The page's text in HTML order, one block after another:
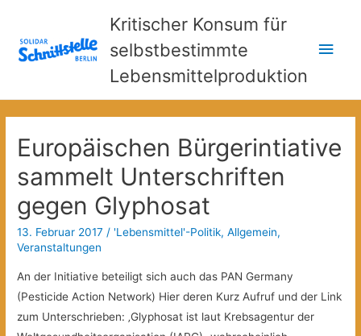
Kritischer Konsum für
selbstbestimmte
Lebensmittelproduktion
Europäischen Bürgerintiative
sammelt Unterschriften
gegen Glyphosat
13. Februar 2017 / 'Lebensmittel'-Politik,Allgemein,
Veranstaltungen
An der Initiative beteiligt sich auch das PAN Germany
(Pesticide Action Network) Hier deren Kurz Aufruf und der Link
zum Unterschrieben: ‚Glyphosat ist laut Krebsagentur der